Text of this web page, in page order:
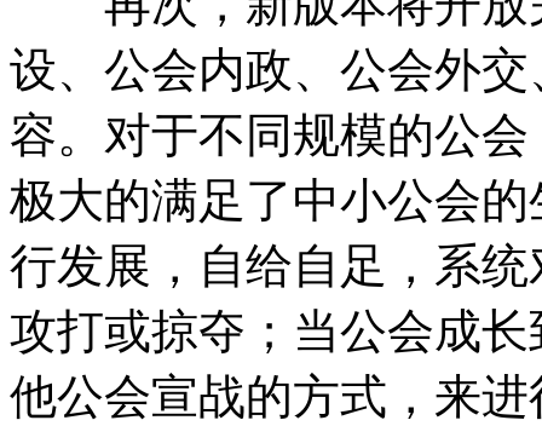
设、公会内政、公会外
容。对于不同规模的公
极大的满足了中小公会
行发展，自给自足，系
攻打或掠夺；当公会成
他公会宣战的方式，来